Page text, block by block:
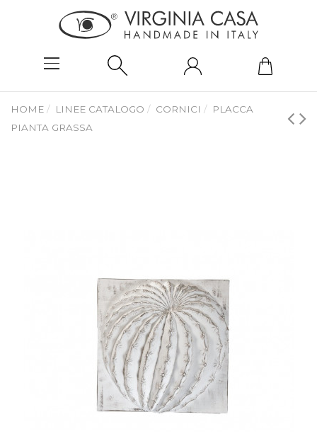
HOME LINEE CATALOGO CORNICI
PLACCA
PIANTA GRASSA